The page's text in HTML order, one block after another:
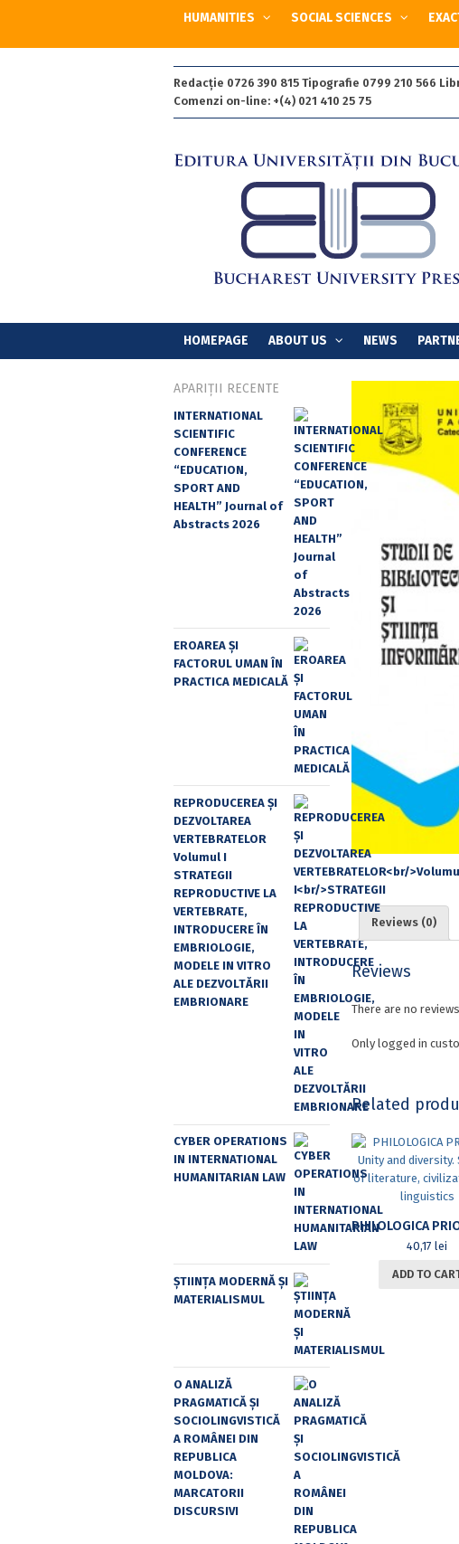
HUMANITIES SOCIAL SCIENCES
Redacție 0726 390 815 Tipografie 0799 210 566
Comenzi on-line: +(4) 021 410 25 75
HOMEPAGE ABOUT US NEWS
Reviews (0)
Reviews
There are no
Only logged in
Related
40,17 lei
ADD TO
APARIȚII RECENTE
INTERNATIONAL
SCIENTIFIC
CONFERENCE
“EDUCATION,
SPORT AND
HEALTH” Journal of
Abstracts 2026
EROAREA ȘI
FACTORUL UMAN ÎN
PRACTICA MEDICALĂ
REPRODUCEREA ȘI
DEZVOLTAREA
VERTEBRATELOR
Volumul I
STRATEGII
REPRODUCTIVE LA
VERTEBRATE,
INTRODUCERE ÎN
EMBRIOLOGIE,
MODELE IN VITRO
ALE DEZVOLTĂRII
EMBRIONARE
CYBER OPERATIONS
IN INTERNATIONAL
HUMANITARIAN LAW
ȘTIINȚA MODERNĂ ȘI
MATERIALISMUL
O ANALIZĂ
PRAGMATICĂ ȘI
SOCIOLINGVISTICĂ
A ROMÂNEI DIN
REPUBLICA
MOLDOVA:
MARCATORII
DISCURSIVI